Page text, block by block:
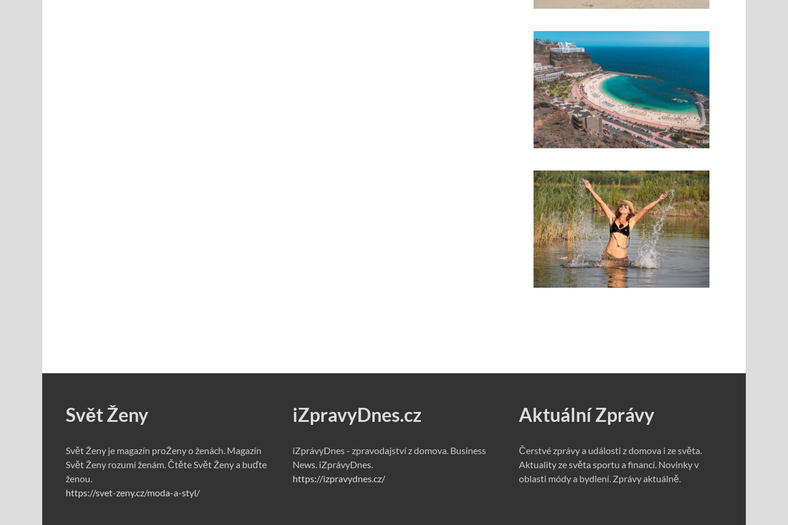
Svět Ženy
Svět Ženy je magazín proŽeny o ženách. Magazín
Svět Ženy rozumí ženám. Čtěte Svět Ženy a buďte
ženou.
https://svet-zeny.cz/moda-a-styl/
iZpravyDnes.cz
iZprávyDnes - zpravodajství z domova. Business
News. iZprávyDnes.
https://izpravydnes.cz/
Aktuální Zprávy
Čerstvé zprávy a události z domova i ze světa.
Aktuality ze světa sportu a financí. Novinky v
oblasti módy a bydlení. Zprávy aktuálně.